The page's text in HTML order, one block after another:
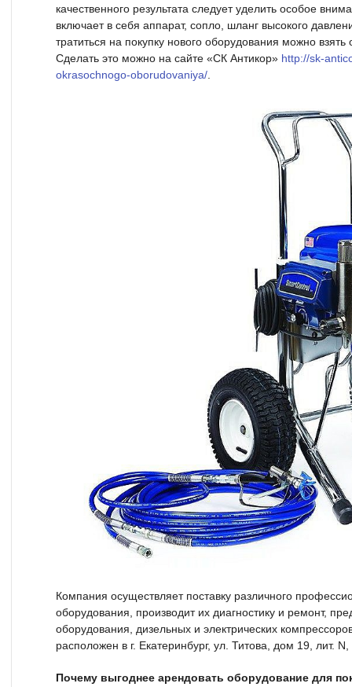
качественного результата следует уделить особое
включает в себя аппарат, сопло, шланг высокого
тратиться на покупку нового оборудования можно
Сделать это можно на сайте «СК Антикор» http://sk-
okrasochnogo-oborudovaniya/
Компания осуществляет поставку различного
оборудования, производит их диагностику и ремонт,
оборудования, дизельных и электрических
расположен в г. Екатеринбург, ул. Титова, дом 19, лит.
Почему выгоднее арендовать оборудование для